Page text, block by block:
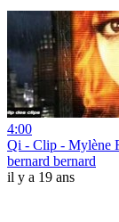
4:00
Qi - Clip - Mylène
bernard bernard
il y a 19 ans